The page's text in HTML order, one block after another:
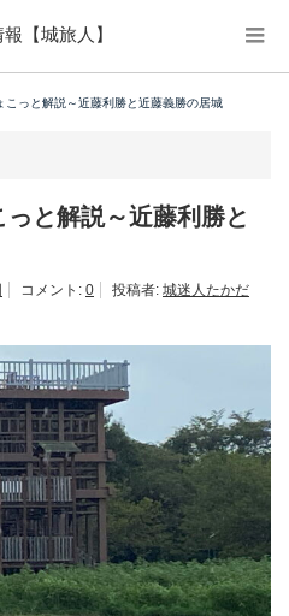
【城旅人】
こっと解説～近藤利勝と近藤義勝の居城
と解説～近藤利勝と
コメント: 0 投稿者: 城迷人たかだ